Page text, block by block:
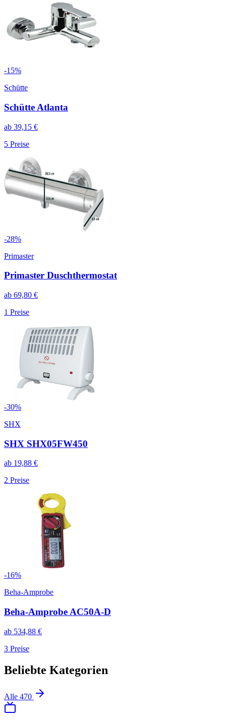
-15%
Schütte
Schütte Atlanta
ab 39,15 €
5 Preise
-28%
Primaster
Primaster Duschthermostat
ab 69,80 €
1 Preise
-30%
SHX
SHX SHX05FW450
ab 19,88 €
2 Preise
-16%
Beha-Amprobe
Beha-Amprobe AC50A-D
ab 534,88 €
3 Preise
Beliebte Kategorien
Alle 470